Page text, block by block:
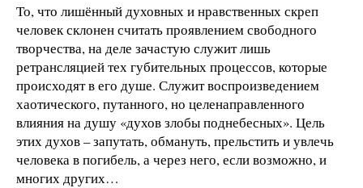
То, что лишённый духовных и нравственных скреп
человек склонен считать проявлением свободного
творчества, на деле зачастую служит лишь
ретрансляцией тех губительных процессов, которые
происходят в его душе. Служит воспроизведением
хаотического, путанного, но целенаправленного
влияния на душу «духов злобы поднебесных». Цель
этих духов – запутать, обмануть, прельстить и увлечь
человека в погибель, а через него, если возможно, и
многих других…